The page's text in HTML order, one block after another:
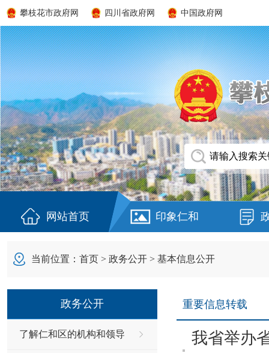
攀枝花市政府网 四川省政府网 中国政府网
网站首页 印象仁和
当前位置： 首页 > 政务公开 > 基本信息公开
政务公开
了解仁和区的机构和领导
重要信息转载
我省举办